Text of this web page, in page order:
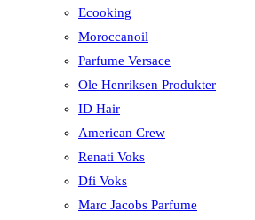
Ecooking
Moroccanoil
Parfume Versace
Ole Henriksen Produkter
ID Hair
American Crew
Renati Voks
Dfi Voks
Marc Jacobs Parfume